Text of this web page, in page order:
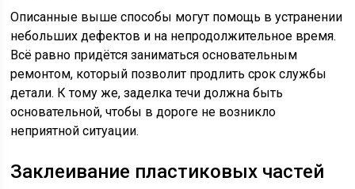
Описанные выше способы могут помощь в устранении
небольших дефектов и на непродолжительное время.
Всё равно придётся заниматься основательным
ремонтом, который позволит продлить срок службы
детали. К тому же, заделка течи должна быть
основательной, чтобы в дороге не возникло
неприятной ситуации.
Заклеивание пластиковых частей